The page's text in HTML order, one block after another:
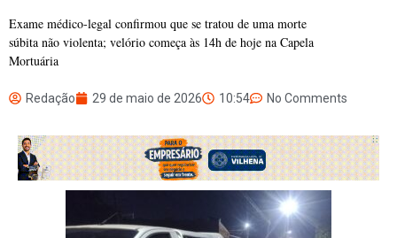
Exame médico-legal confirmou que se tratou de uma morte
súbita não violenta; velório começa às 14h de hoje na Capela
Mortuária
Redação 29 de maio de 2026 10:54 No Comments